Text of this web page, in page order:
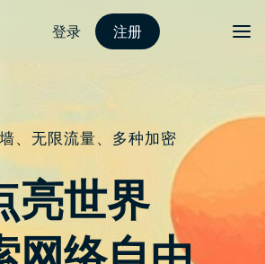
Switch 2 已在量
能会在一月发布